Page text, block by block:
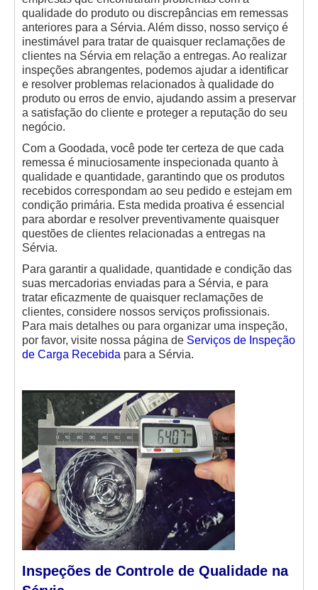
qualidade do produto ou discrepâncias em remessas
anteriores para a Sérvia. Além disso, nosso serviço é
inestimável para tratar de quaisquer reclamações de
clientes na Sérvia em relação a entregas. Ao realizar
inspeções abrangentes, podemos ajudar a identificar
e resolver problemas relacionados à qualidade do
produto ou erros de envio, ajudando assim a preservar
a satisfação do cliente e proteger a reputação do seu
negócio.
Com a Goodada, você pode ter certeza de que cada
remessa é minuciosamente inspecionada quanto à
qualidade e quantidade, garantindo que os produtos
recebidos correspondam ao seu pedido e estejam em
condição primária. Esta medida proativa é essencial
para abordar e resolver preventivamente quaisquer
questões de clientes relacionadas a entregas na
Sérvia.
Para garantir a qualidade, quantidade e condição das
suas mercadorias enviadas para a Sérvia, e para
tratar eficazmente de quaisquer reclamações de
clientes, considere nossos serviços profissionais.
Para mais detalhes ou para organizar uma inspeção,
por favor, visite nossa página de Serviços de Inspeção
de Carga Recebida para a Sérvia.
Inspeções de Controle de Qualidade na